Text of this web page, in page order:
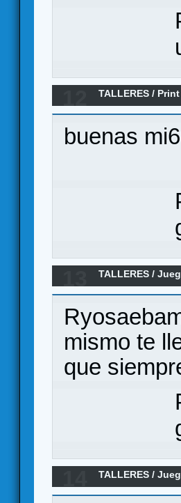
TALLERES /
buenas
TALLERES /
WARRIORS [es]
mismo te
que
TALLERES /